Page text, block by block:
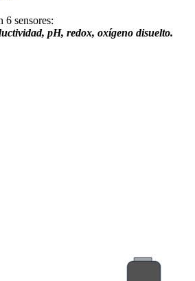
6 sensores:
pH, redox, oxígeno disuelto.